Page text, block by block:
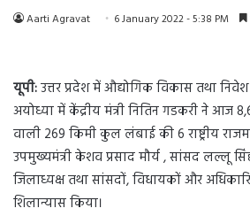
Aarti Agravat 6 January 2022 - 5:38 PM
यूपी:उत्तर प्रदेश में औद्योगिक विकास तथा
अयोध्या में केंद्रीय मंत्री नितिन गडकरी ने आज
वाली 269 किमी कुल लंबाई की 6 राष्ट्रीय
उपमुख्यमंत्री केशव प्रसाद मौर्य , सांसद लल्लू
जिलाध्यक्ष तथा सांसदों, विधायकों और
शिलान्यास किया।